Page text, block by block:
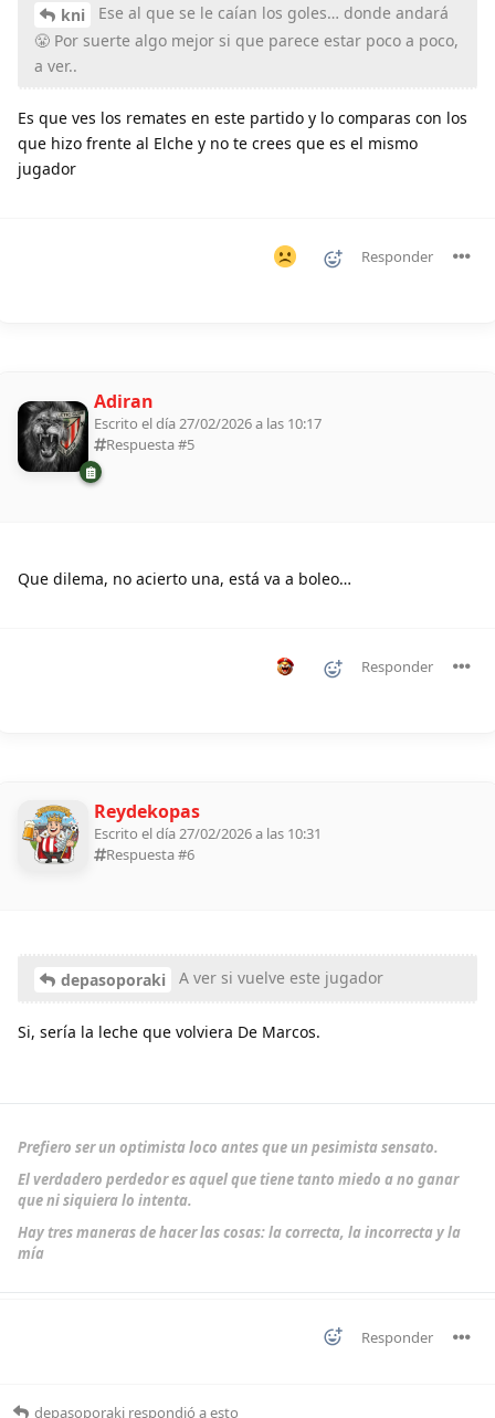
kni
Ese al que se le caían los goles… donde andará
😤 Por suerte algo mejor si que parece estar poco a poco,
a ver..
Es que ves los remates en este partido y lo comparas con los
que hizo frente al Elche y no te crees que es el mismo
jugador
Responder
Adiran
Escrito el día 27/02/2026 a las 10:17
Respuesta #5
Que dilema, no acierto una, está va a boleo…
Responder
Reydekopas
Escrito el día 27/02/2026 a las 10:31
Respuesta #6
depasoporaki A ver si vuelve este jugador
Si, sería la leche que volviera De Marcos.
Prefiero ser un optimista loco antes que un pesimista sensato.
El verdadero perdedor es aquel que tiene tanto miedo a no ganar
que ni siquiera lo intenta.
Hay tres maneras de hacer las cosas: la correcta, la incorrecta y la
mía
Responder
depasoporaki respondió a esto